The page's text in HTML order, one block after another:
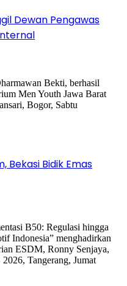
Dewan Pengawas
Bekasi Bidik Emas